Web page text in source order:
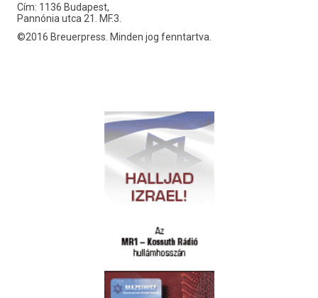
Cím: 1136 Budapest,
Pannónia utca 21. MF.3.
©2016 Breuerpress. Minden jog fenntartva.